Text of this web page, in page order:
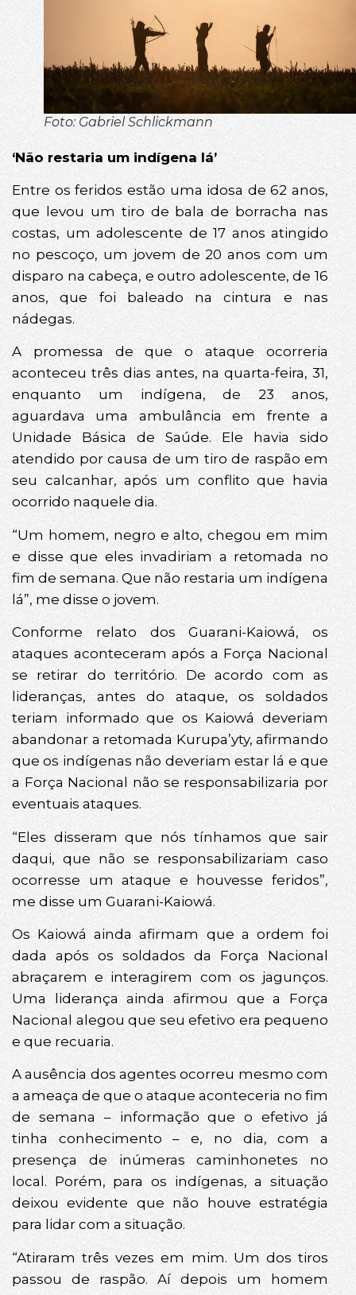
Foto: Gabriel Schlickmann
‘Não restaria um indígena lá’
Entre os feridos estão uma idosa de 62 anos,
que levou um tiro de bala de borracha nas
costas, um adolescente de 17 anos atingido
no pescoço, um jovem de 20 anos com um
disparo na cabeça, e outro adolescente, de 16
anos, que foi baleado na cintura e nas
nádegas.
A promessa de que o ataque ocorreria
aconteceu três dias antes, na quarta-feira, 31,
enquanto um indígena, de 23 anos,
aguardava uma ambulância em frente a
Unidade Básica de Saúde. Ele havia sido
atendido por causa de um tiro de raspão em
seu calcanhar, após um conflito que havia
ocorrido naquele dia.
“Um homem, negro e alto, chegou em mim
e disse que eles invadiriam a retomada no
fim de semana. Que não restaria um indígena
lá”, me disse o jovem.
Conforme relato dos Guarani-Kaiowá, os
ataques aconteceram após a Força Nacional
se retirar do território. De acordo com as
lideranças, antes do ataque, os soldados
teriam informado que os Kaiowá deveriam
abandonar a retomada Kurupa’yty, afirmando
que os indígenas não deveriam estar lá e que
a Força Nacional não se responsabilizaria por
eventuais ataques.
“Eles disseram que nós tínhamos que sair
daqui, que não se responsabilizariam caso
ocorresse um ataque e houvesse feridos”,
me disse um Guarani-Kaiowá.
Os Kaiowá ainda afirmam que a ordem foi
dada após os soldados da Força Nacional
abraçarem e interagirem com os jagunços.
Uma liderança ainda afirmou que a Força
Nacional alegou que seu efetivo era pequeno
e que recuaria.
A ausência dos agentes ocorreu mesmo com
a ameaça de que o ataque aconteceria no fim
de semana – informação que o efetivo já
tinha conhecimento – e, no dia, com a
presença de inúmeras caminhonetes no
local. Porém, para os indígenas, a situação
deixou evidente que não houve estratégia
para lidar com a situação.
“Atiraram três vezes em mim. Um dos tiros
passou de raspão. Aí depois um homem